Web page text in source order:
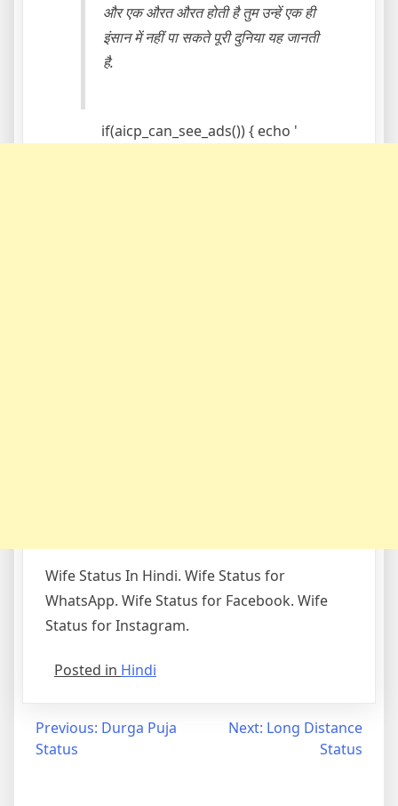
और एक औरत औरत होती है तुम उन्हें एक ही
इंसान में नहीं पा सकते पूरी दुनिया यह जानती
है.
if(aicp_can_see_ads()) { echo '
Wife Status In Hindi. Wife Status for
WhatsApp. Wife Status for Facebook. Wife
Status for Instagram.
Posted in Hindi
Post
navigation
Previous: Durga Puja
Status
Next: Long Distance
Status